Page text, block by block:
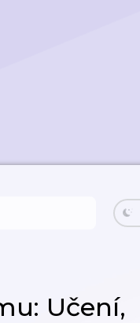
Učení,